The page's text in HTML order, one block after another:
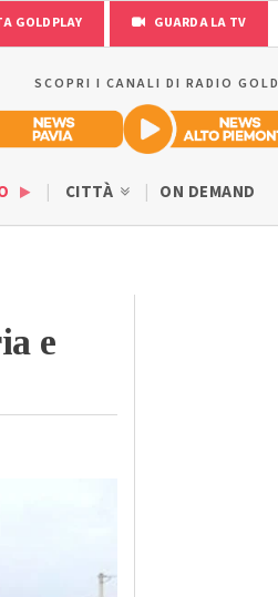
GOLDPLAY GUARDA LA TV
SCOPRI I CANALI DI RADIO GOLD
CITTÀ ON DEMAND
e